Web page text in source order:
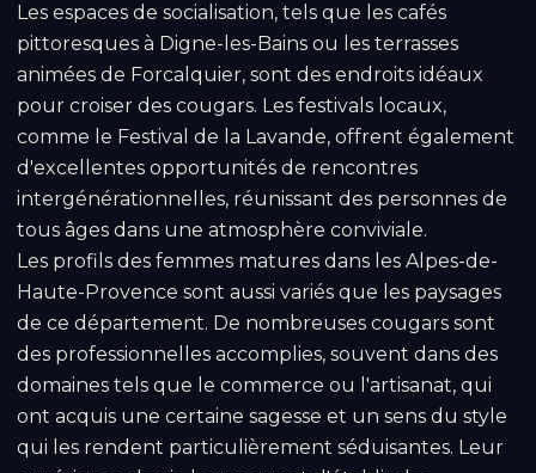
Les espaces de socialisation, tels que les cafés
pittoresques à Digne-les-Bains ou les terrasses
animées de Forcalquier, sont des endroits idéaux
pour croiser des cougars. Les festivals locaux,
comme le Festival de la Lavande, offrent également
d'excellentes opportunités de rencontres
intergénérationnelles, réunissant des personnes de
tous âges dans une atmosphère conviviale.
Les profils des femmes matures dans les Alpes-de-
Haute-Provence sont aussi variés que les paysages
de ce département. De nombreuses cougars sont
des professionnelles accomplies, souvent dans des
domaines tels que le commerce ou l'artisanat, qui
ont acquis une certaine sagesse et un sens du style
qui les rendent particulièrement séduisantes. Leur